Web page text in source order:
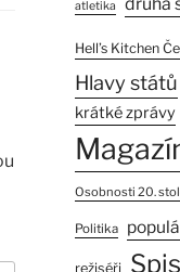
atletika druhá
Hell’s Kitchen
Hlavy států
krátké zprávy
Osobnosti 20.
Politika
režiséři